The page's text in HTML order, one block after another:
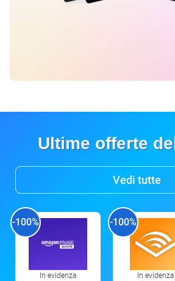
Ultime offerte
Vedi tutte
-100%
In evidenza
-100%
In evidenza